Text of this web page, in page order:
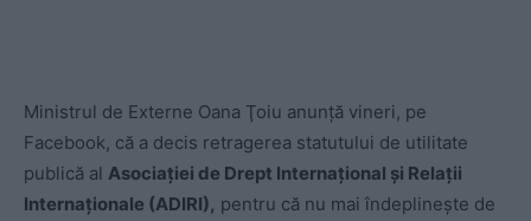
Ministrul de Externe Oana Ţoiu anunţă vineri, pe
Facebook, că a decis retragerea statutului de utilitate
publică al Asociaţiei de Drept Internaţional şi Relaţii
Internaţionale (ADIRI), pentru că nu mai îndeplineşte de